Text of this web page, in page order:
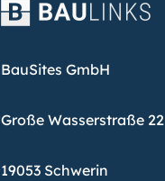
BauSites GmbH
Große Wasserstraße 22
19053 Schwerin